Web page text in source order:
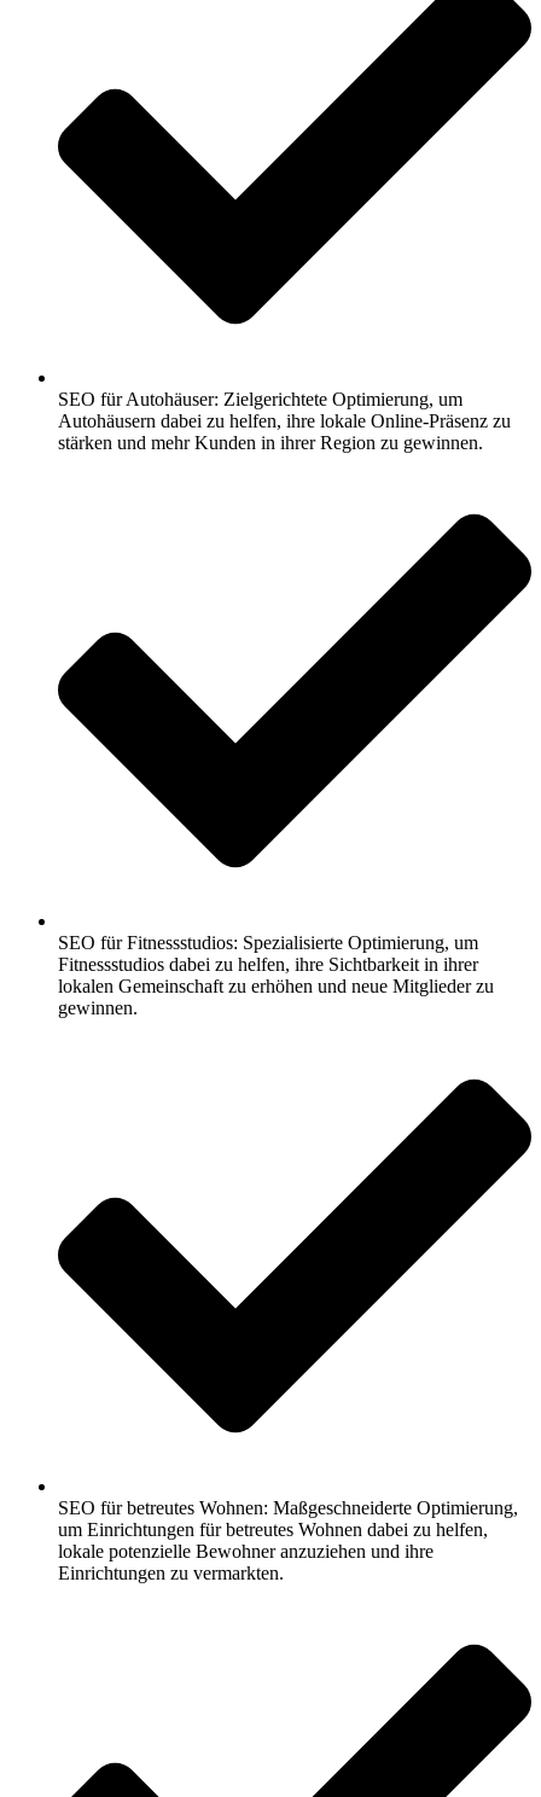
SEO für Autohäuser: Zielgerichtete Optimierung, um
Autohäusern dabei zu helfen, ihre lokale Online-Präsenz zu
stärken und mehr Kunden in ihrer Region zu gewinnen.
SEO für Fitnessstudios: Spezialisierte Optimierung, um
Fitnessstudios dabei zu helfen, ihre Sichtbarkeit in ihrer
lokalen Gemeinschaft zu erhöhen und neue Mitglieder zu
gewinnen.
SEO für betreutes Wohnen: Maßgeschneiderte Optimierung,
um Einrichtungen für betreutes Wohnen dabei zu helfen,
lokale potenzielle Bewohner anzuziehen und ihre
Einrichtungen zu vermarkten.